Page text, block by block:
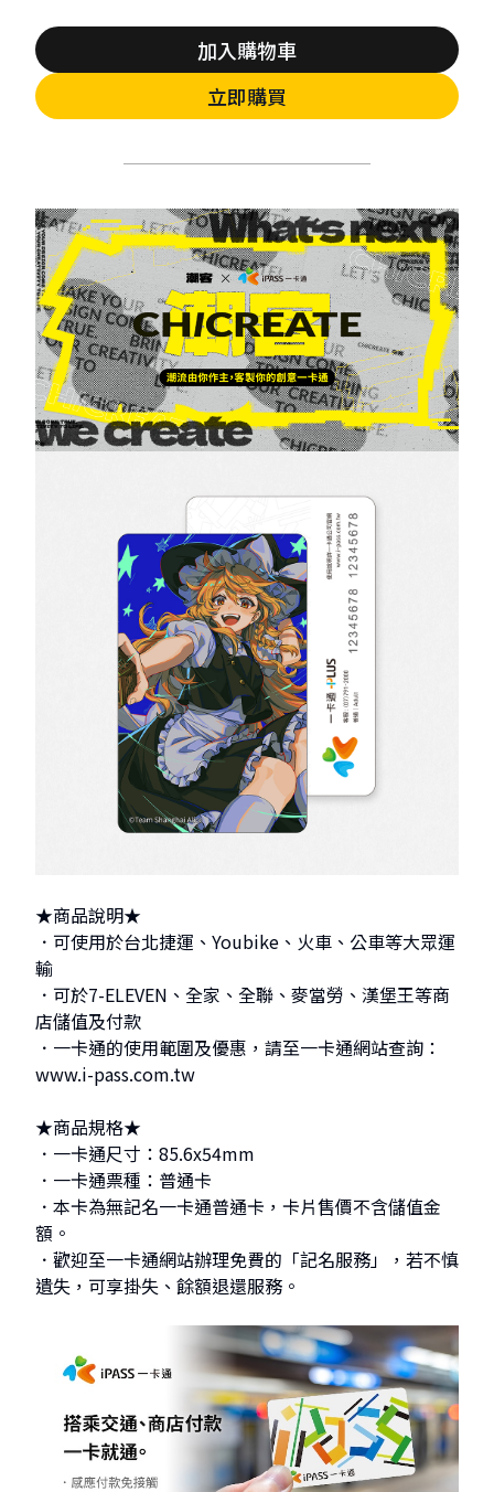
加入購物車
立即購買
★商品說明★
．可使用於台北捷運、Youbike、火車、公車等大眾運
輸
．可於7-ELEVEN、全家、全聯、麥當勞、漢堡王等商
店儲值及付款
．一卡通的使用範圍及優惠，請至一卡通網站查詢：
www.i-pass.com.tw
★商品規格★
．一卡通尺寸：85.6x54mm
．一卡通票種：普通卡
．本卡為無記名一卡通普通卡，卡片售價不含儲值金
額。
．歡迎至一卡通網站辦理免費的「記名服務」，若不慎
遺失，可享掛失、餘額退還服務。